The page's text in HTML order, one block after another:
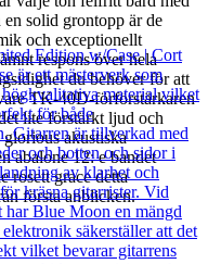
solid grontopp är de
och exceptionellt
respons över hela
du behöver för att
TK-40D-förförstärkaren
lite förstärkt ljud och
akustiska
abalone 12: e bandet
rosett grace detta
första anblicken.